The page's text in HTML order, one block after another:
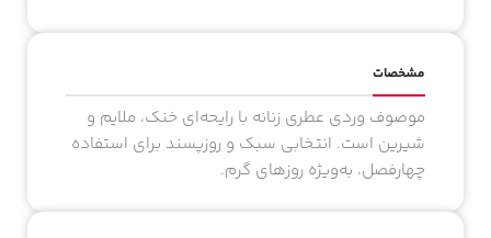
مشخصات
موصوف وردی عطری زنانه با رایحه‌ای خنک، ملایم و
شیرین است. انتخابی سبک و روزپسند برای استفاده
چهارفصل، به‌ویژه روزهای گرم.